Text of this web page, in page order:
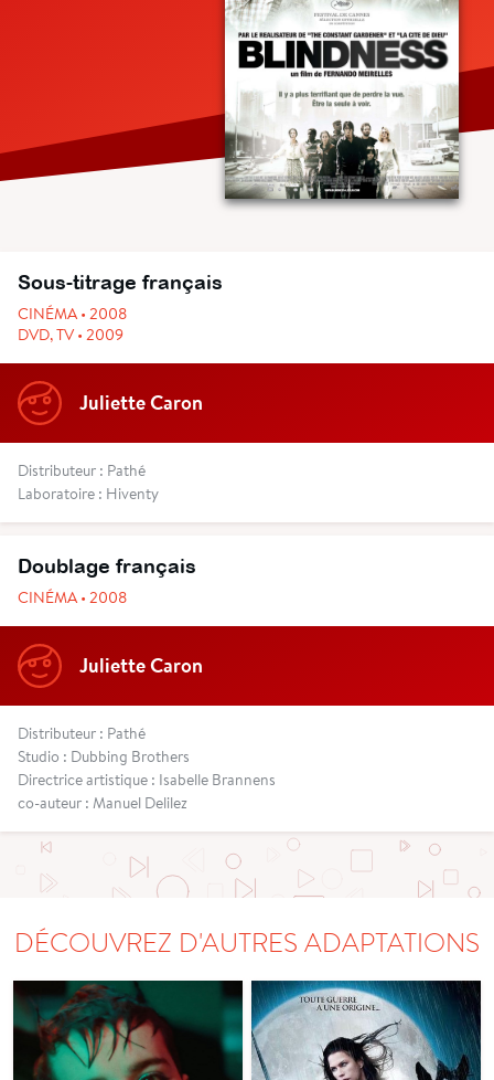
Sous-titrage français
CINÉMA • 2008
DVD, TV • 2009
Juliette Caron
Distributeur : Pathé
Laboratoire : Hiventy
Doublage français
CINÉMA • 2008
Juliette Caron
Distributeur : Pathé
Studio : Dubbing Brothers
Directrice artistique : Isabelle Brannens
co-auteur : Manuel Delilez
DÉCOUVREZ D'AUTRES ADAPTATIONS